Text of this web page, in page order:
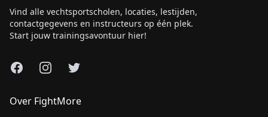
Vind alle vechtsportscholen, locaties, lestijden,
contactgegevens en instructeurs op één plek.
Start jouw trainingsavontuur hier!
FacebookInstagram
X
Over FightMore